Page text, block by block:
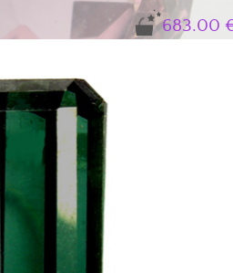
683.00